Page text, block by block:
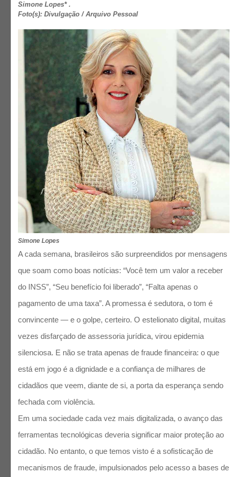
Simone Lopes* .
Foto(s): Divulgação / Arquivo Pessoal
Simone Lopes
A cada semana, brasileiros são surpreendidos por mensagens
que soam como boas notícias: “Você tem um valor a receber
do INSS”, “Seu benefício foi liberado”, “Falta apenas o
pagamento de uma taxa”. A promessa é sedutora, o tom é
convincente — e o golpe, certeiro. O estelionato digital, muitas
vezes disfarçado de assessoria jurídica, virou epidemia
silenciosa. E não se trata apenas de fraude financeira: o que
está em jogo é a dignidade e a confiança de milhares de
cidadãos que veem, diante de si, a porta da esperança sendo
fechada com violência.
Em uma sociedade cada vez mais digitalizada, o avanço das
ferramentas tecnológicas deveria significar maior proteção ao
cidadão. No entanto, o que temos visto é a sofisticação de
mecanismos de fraude, impulsionados pelo acesso a bases de